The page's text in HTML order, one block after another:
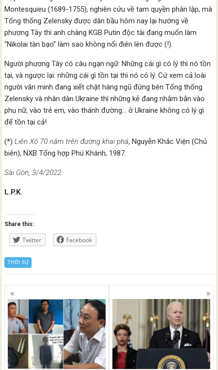
Montesquieu (1689-1755), nghiên cứu về tam quyền phân lập, mà
Tổng thống Zelensky được dân bầu hôm nay lại hướng về
phương Tây thì anh chàng KGB Putin độc tài đang muốn làm
“Nikolai tàn bạo” làm sao không nổi điên lên được (!).
Người phương Tây có câu ngạn ngữ: Những cái gì có lý thì nó tồn
tại, và ngược lại: những cái gì tồn tại thì nó có lý. Cứ xem cả loài
người văn minh đang xiết chặt hàng ngũ đứng bên Tổng thống
Zelensky và nhân dân Ukraine thì những kẻ đang nhắm bắn vào
phụ nữ, vào trẻ em, vào thánh đường… ở Ukraine không có lý gì
để tồn tại cả!
(*)Liên Xô 70 năm trên đường khai phá, Nguyễn Khắc Viện (Chủ
biên), NXB Tổng hợp Phú Khánh, 1987.
Sài Gòn, 3/4/2022
L.P.K.
Share this:
Twitter Facebook
THỜI SỰ
Posts
navigation